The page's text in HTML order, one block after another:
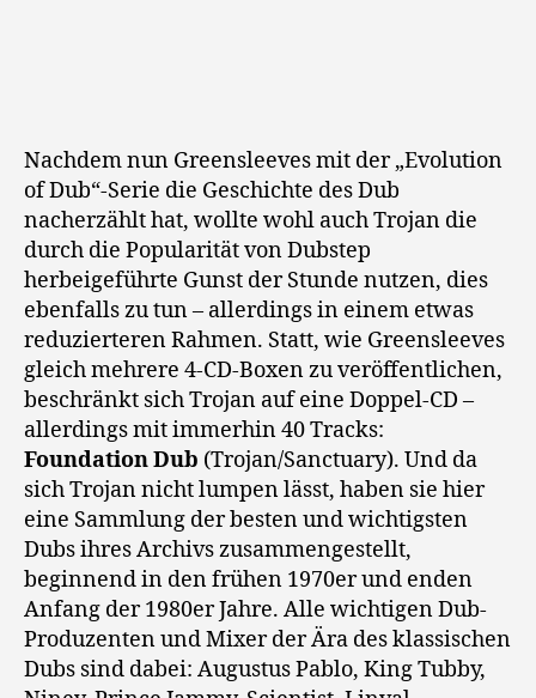
Nachdem nun Greensleeves mit der „Evolution
of Dub“-Serie die Geschichte des Dub
nacherzählt hat, wollte wohl auch Trojan die
durch die Popularität von Dubstep
herbeigeführte Gunst der Stunde nutzen, dies
ebenfalls zu tun – allerdings in einem etwas
reduzierteren Rahmen. Statt, wie Greensleeves
gleich mehrere 4-CD-Boxen zu veröffentlichen,
beschränkt sich Trojan auf eine Doppel-CD –
allerdings mit immerhin 40 Tracks:
Foundation Dub (Trojan/Sanctuary). Und da
sich Trojan nicht lumpen lässt, haben sie hier
eine Sammlung der besten und wichtigsten
Dubs ihres Archivs zusammengestellt,
beginnend in den frühen 1970er und enden
Anfang der 1980er Jahre. Alle wichtigen Dub-
Produzenten und Mixer der Ära des klassischen
Dubs sind dabei: Augustus Pablo, King Tubby,